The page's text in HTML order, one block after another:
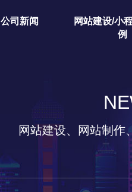
公司新闻
网站建设/小
例
网站建设、网站制作